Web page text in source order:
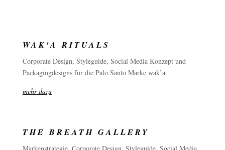
WAK'A RITUALS
Corporate Design, Styleguide, Social Media Konzept und
Packagingdesigns für die Palo Santo Marke wak’a
mehr dazu
THE BREATH GALLERY